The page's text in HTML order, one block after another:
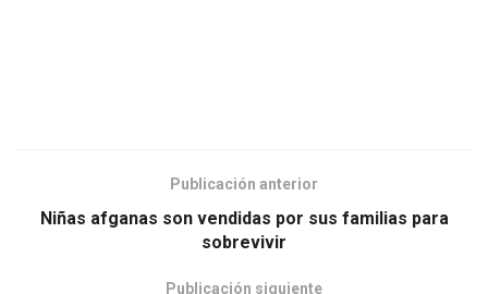
Publicación anterior
Niñas afganas son vendidas por sus familias para
sobrevivir
Publicación siguiente